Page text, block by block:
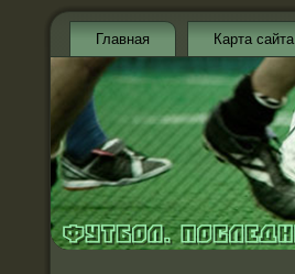
Главная Карта сайта